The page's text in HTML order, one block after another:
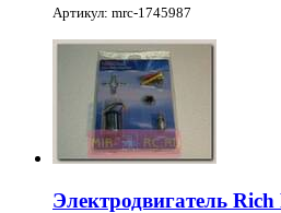
Артикул: mrc-1745987
Электродвигатель Rich